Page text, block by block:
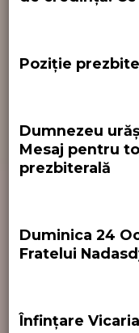
Poziție
Dumnezeu
Mesaj pentru
prezbiterală
Duminica 24
Fratelui
Înfințare